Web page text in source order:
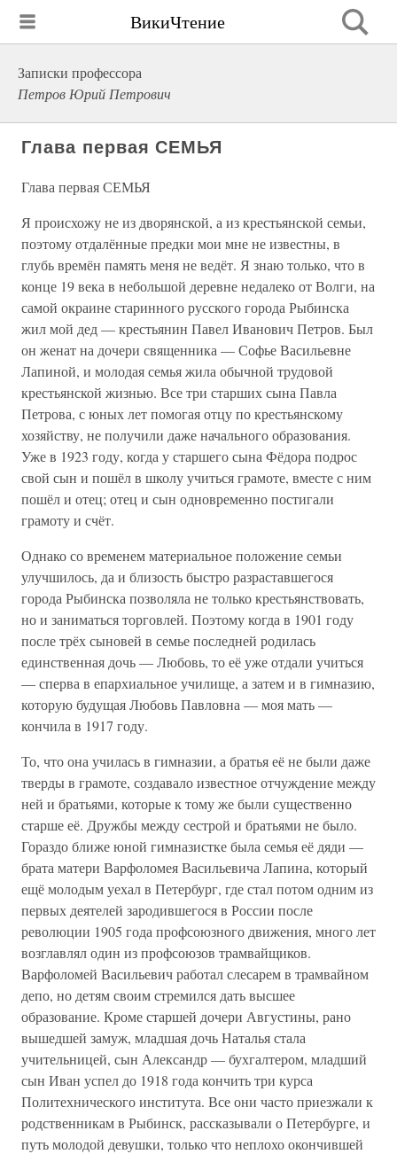
ВикиЧтение
Записки профессора
Петров Юрий Петрович
Глава первая СЕМЬЯ
Глава первая СЕМЬЯ
Я происхожу не из дворянской, а из крестьянской семьи,
поэтому отдалённые предки мои мне не известны, в
глубь времён память меня не ведёт. Я знаю только, что в
конце 19 века в небольшой деревне недалеко от Волги, на
самой окраине старинного русского города Рыбинска
жил мой дед — крестьянин Павел Иванович Петров. Был
он женат на дочери священника — Софье Васильевне
Лапиной, и молодая семья жила обычной трудовой
крестьянской жизнью. Все три старших сына Павла
Петрова, с юных лет помогая отцу по крестьянскому
хозяйству, не получили даже начального образования.
Уже в 1923 году, когда у старшего сына Фёдора подрос
свой сын и пошёл в школу учиться грамоте, вместе с ним
пошёл и отец; отец и сын одновременно постигали
грамоту и счёт.
Однако со временем материальное положение семьи
улучшилось, да и близость быстро разраставшегося
города Рыбинска позволяла не только крестьянствовать,
но и заниматься торговлей. Поэтому когда в 1901 году
после трёх сыновей в семье последней родилась
единственная дочь — Любовь, то её уже отдали учиться
— сперва в епархиальное училище, а затем и в гимназию,
которую будущая Любовь Павловна — моя мать —
кончила в 1917 году.
То, что она училась в гимназии, а братья её не были даже
тверды в грамоте, создавало известное отчуждение между
ней и братьями, которые к тому же были существенно
старше её. Дружбы между сестрой и братьями не было.
Гораздо ближе юной гимназистке была семья её дяди —
брата матери Варфоломея Васильевича Лапина, который
ещё молодым уехал в Петербург, где стал потом одним из
первых деятелей зародившегося в России после
революции 1905 года профсоюзного движения, много лет
возглавлял один из профсоюзов трамвайщиков.
Варфоломей Васильевич работал слесарем в трамвайном
депо, но детям своим стремился дать высшее
образование. Кроме старшей дочери Августины, рано
вышедшей замуж, младшая дочь Наталья стала
учительницей, сын Александр — бухгалтером, младший
сын Иван успел до 1918 года кончить три курса
Политехнического института. Все они часто приезжали к
родственникам в Рыбинск, рассказывали о Петербурге, и
путь молодой девушки, только что неплохо окончившей